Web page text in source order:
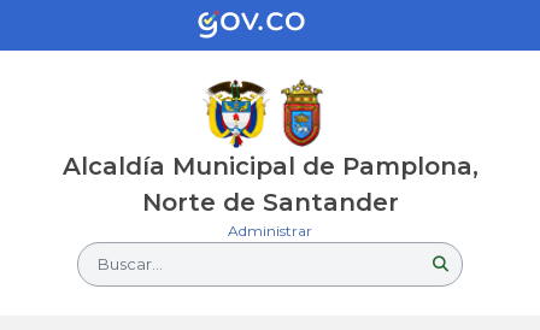
Alcaldía Municipal de Pamplona,
Norte de Santander
Administrar
Buscar...